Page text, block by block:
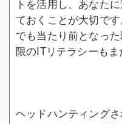
トを活用し、あなた
ておくことが大切で
でも当たり前となっ
限のITリテラシーもま
ヘッドハンティング